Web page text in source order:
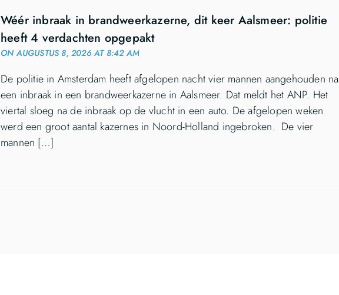
Wéér inbraak in brandweerkazerne, dit keer Aalsmeer: politie
heeft 4 verdachten opgepakt
ON AUGUSTUS 8, 2026 AT 8:42 AM
De politie in Amsterdam heeft afgelopen nacht vier mannen aangehouden na
een inbraak in een brandweerkazerne in Aalsmeer. Dat meldt het ANP. Het
viertal sloeg na de inbraak op de vlucht in een auto. De afgelopen weken
werd een groot aantal kazernes in Noord-Holland ingebroken. De vier
mannen […]